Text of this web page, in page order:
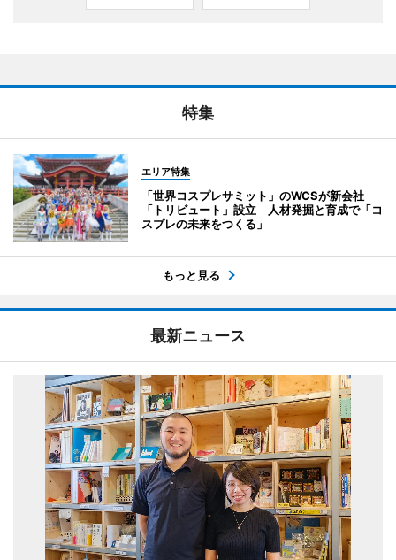
特集
エリア特集
「世界コスプレサミット」のWCSが新会社
「トリビュート」設立 人材発掘と育成で「コ
スプレの未来をつくる」
もっと見る
最新ニュース